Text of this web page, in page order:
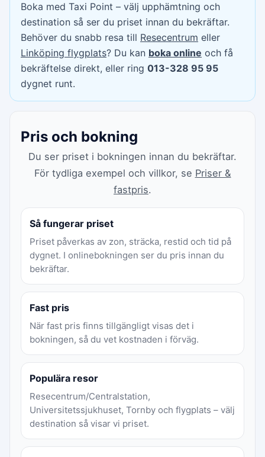
Boka med Taxi Point – välj upphämtning och
destination så ser du priset innan du bekräftar.
Behöver du snabb resa till Resecentrum eller
Linköping flygplats? Du kan boka online och få
bekräftelse direkt, eller ring 013-328 95 95
dygnet runt.
Pris och bokning
Du ser priset i bokningen innan du bekräftar.
För tydliga exempel och villkor, se Priser &
fastpris.
Så fungerar priset
Priset påverkas av zon, sträcka, restid och tid på
dygnet. I onlinebokningen ser du pris innan du
bekräftar.
Fast pris
När fast pris finns tillgängligt visas det i
bokningen, så du vet kostnaden i förväg.
Populära resor
Resecentrum/Centralstation,
Universitetssjukhuset, Tornby och flygplats – välj
destination så visar vi priset.